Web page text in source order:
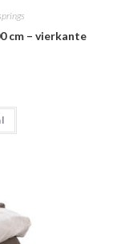
cm – vierkante